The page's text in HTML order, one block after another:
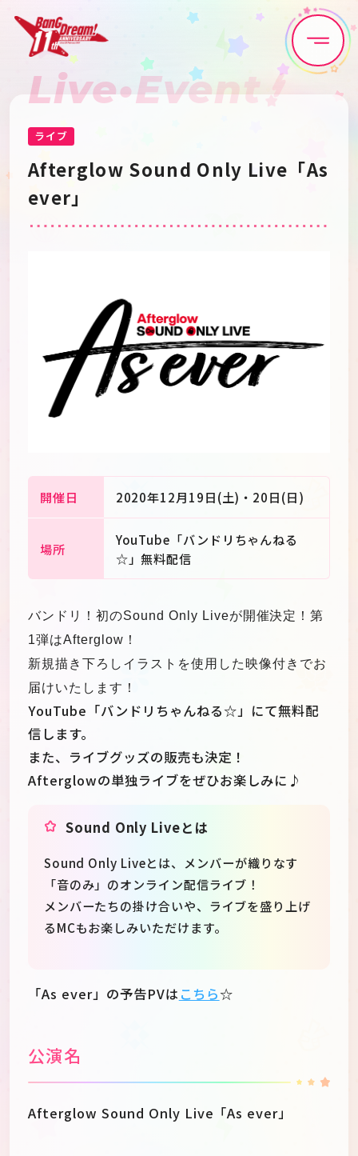
Home News
Live•Event
Schedule
Goods
Live•Event
ライブ
Afterglow Sound Only Live「As
ever」
開催日 2020年12月19日(土)・20日(日)
場所
YouTube「バンドリちゃんねる
☆」無料配信
バンドリ！初のSound Only Liveが開催決定！第
1弾はAfterglow！
新規描き下ろしイラストを使用した映像付きでお
届けいたします！
YouTube「バンドリちゃんねる☆」にて無料配
信します。
また、ライブグッズの販売も決定！
Afterglowの単独ライブをぜひお楽しみに♪
Sound Only Liveとは
Sound Only Liveとは、メンバーが織りなす
「音のみ」のオンライン配信ライブ！
メンバーたちの掛け合いや、ライブを盛り上げ
るMCもお楽しみいただけます。
「As ever」の予告PVは こちら☆
公演名
Afterglow Sound Only Live「As ever」